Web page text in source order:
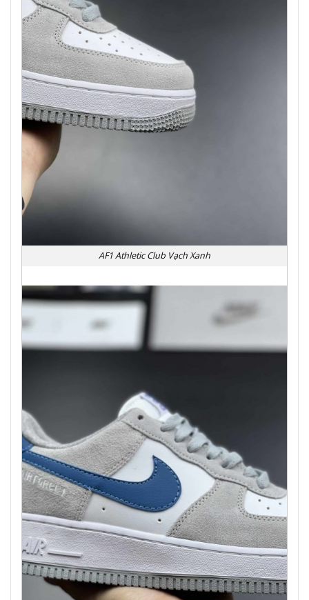
AF1 Athletic Club Vạch Xanh